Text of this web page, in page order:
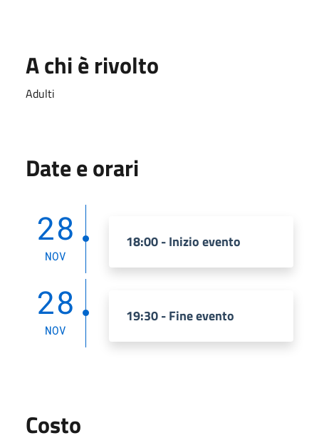
A chi è rivolto
Adulti
Date e orari
28
NOV
18:00 - Inizio evento
28
NOV
19:30 - Fine evento
Costo